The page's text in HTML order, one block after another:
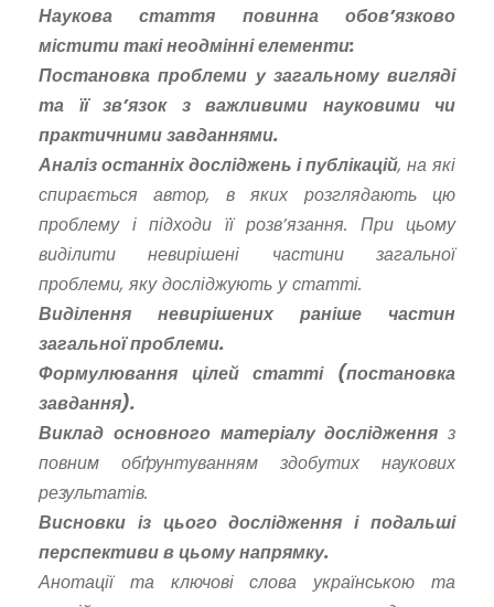
Наукова стаття повинна обов’язково
містити такі неодмінні елементи:
Постановка проблеми у загальному вигляді
та її зв’язок з важливими науковими чи
практичними завданнями.
Аналіз останніх досліджень і публікацій, на які
спирається автор, в яких розглядають цю
проблему і підходи її розв’язання. При цьому
виділити невирішені частини загальної
проблеми, яку досліджують у статті.
Виділення невирішених раніше частин
загальної проблеми.
Формулювання цілей статті (постановка
завдання).
Виклад основного матеріалу дослідження з
повним обґрунтуванням здобутих наукових
результатів.
Висновки із цього дослідження і подальші
перспективи в цьому напрямку.
Анотації та ключові слова українською та